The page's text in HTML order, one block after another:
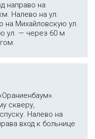
направо на
Налево на ул.
на Михайловскую ул.
ул. — через 60 м
скверу,
Налево на
вход к больнице